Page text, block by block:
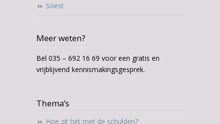
Soest
Meer weten?
Bel 035 – 692 16 69 voor een gratis en
vrijblijvend kennismakingsgesprek.
Thema’s
Hoe zit het met de schulden?